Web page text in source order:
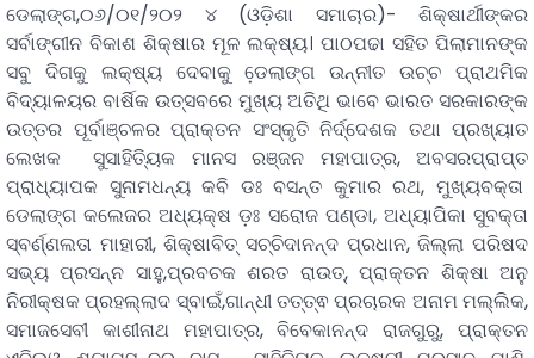
ଡେଲାଙ୍ଗ,୦୬/୦୧/୨୦୨ ୪ (ଓଡ଼ିଶା ସମାଚାର)- ଶିକ୍ଷାର୍ଥୀଙ୍କର
ସର୍ବାଙ୍ଗୀନ ବିକାଶ ଶିକ୍ଷାର ମୂଳ ଲକ୍ଷ୍ୟ। ପାଠପଢା ସହିତ ପିଲାମାନଙ୍କ
ସବୁ ଦିଗକୁ ଲକ୍ଷ୍ୟ ଦେବାକୁ ଡେ଼ଲାଙ୍ଗ ଉନ୍ନୀତ ଉଚ୍ଚ ପ୍ରାଥମିକ
ବିଦ୍ୟାଳୟର ବାର୍ଷିକ ଉତ୍ସବରେ ମୁଖ୍ୟ ଅତିଥି ଭାବେ ଭାରତ ସରକାରଙ୍କ
ଉତ୍ତର ପୂର୍ବାଞ୍ଚଳର ପ୍ରାକ୍ତନ ସଂସ୍କୃତି ନିର୍ଦ୍ଦେଶକ ତଥା ପ୍ରଖ୍ୟାତ
ଲେଖକ ସୁସାହିତ୍ୟିକ ମାନସ ରଞ୍ଜନ ମହାପାତ୍ର, ଅବସରପ୍ରାପ୍ତ
ପ୍ରାଧ୍ୟାପକ ସୁନାମଧନ୍ୟ କବି ଡଃ ବସନ୍ତ କୁମାର ରଥ, ମୁଖ୍ୟବକ୍ତା
ଡେଲାଙ୍ଗ କଲେଜର ଅଧ୍ୟକ୍ଷ ଡ଼ଃ ସରୋଜ ପଣ୍ଡା, ଅଧ୍ୟାପିକା ସୁବକ୍ତା
ସ୍ବର୍ଣ୍ଣଲତା ମାହାରୀ, ଶିକ୍ଷାବିତ୍ ସଚ୍ଚିଦାନନ୍ଦ ପ୍ରଧାନ, ଜିଲ୍ଲା ପରିଷଦ
ସଭ୍ୟ ପ୍ରସନ୍ନ ସାହୁ,ପ୍ରବଚକ ଶରତ ରାଉତ୍, ପ୍ରାକ୍ତନ ଶିକ୍ଷା ଅନୁ
ନିରୀକ୍ଷକ ପ୍ରହଲ୍ଲାଦ ସ୍ବାଇଁ,ଗାନ୍ଧୀ ତତ୍ତ୍ଵ ପ୍ରଚାରକ ଅନାମ ମଲ୍ଲିକ,
ସମାଜସେବୀ କାଶୀନାଥ ମହାପାତ୍ର, ବିବେକାନନ୍ଦ ରାଜଗୁରୁ, ପ୍ରାକ୍ତନ